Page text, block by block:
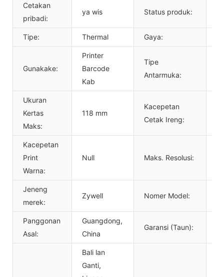
Cetakan
pribadi:
ya wis Status produk:
Tipe: Thermal Gaya:
Gunakake:
Printer
Barcode
Kab
Tipe
Antarmuka:
Ukuran
Kertas
Maks:
118 mm
Kacepetan
Cetak Ireng:
Kacepetan
Print
Warna:
Null Maks. Resolusi:
Jeneng
merek:
Zywell Nomer Model:
Panggonan
Asal:
Guangdong,
China
Garansi (Taun):
Bali lan
Ganti,